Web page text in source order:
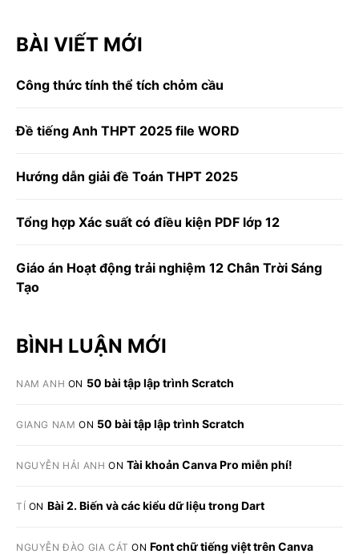
BÀI VIẾT MỚI
Công thức tính thể tích chỏm cầu
Đề tiếng Anh THPT 2025 file WORD
Hướng dẫn giải đề Toán THPT 2025
Tổng hợp Xác suất có điều kiện PDF lớp 12
Giáo án Hoạt động trải nghiệm 12 Chân Trời Sáng
Tạo
BÌNH LUẬN MỚI
NAM ANH ON 50 bài tập lập trình Scratch
GIANG NAM ON 50 bài tập lập trình Scratch
NGUYỄN HẢI ANH ON Tài khoản Canva Pro miễn phí!
TÍ ON Bài 2. Biến và các kiểu dữ liệu trong Dart
NGUYỄN ĐÀO GIA CÁT ON Font chữ tiếng việt trên Canva